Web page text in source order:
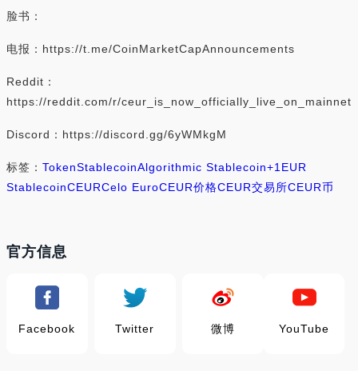
脸书：
电报：https://t.me/CoinMarketCapAnnouncements
Reddit：
https://reddit.com/r/ceur_is_now_officially_live_on_mainnet
Discord：https://discord.gg/6yWMkgM
标签： TokenStablecoinAlgorithmic Stablecoin+1 EUR
StablecoinCEURCelo EuroCEUR价格CEUR交易所CEUR币
官方信息
Facebook Twitter 微博 YouTube